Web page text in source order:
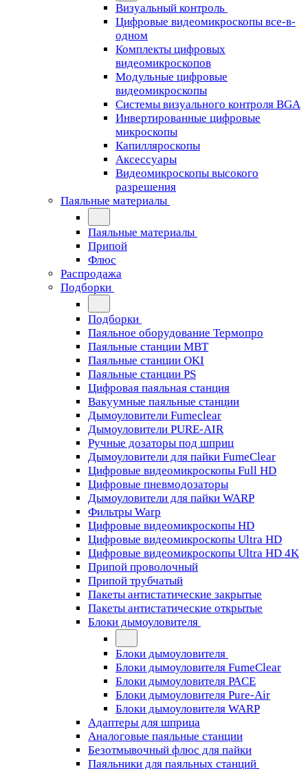
Визуальный контроль
Цифровые видеомикроскопы все-в-
одном
Комплекты цифровых
видеомикроскопов
Модульные цифровые
видеомикроскопы
Cистемы визуального контроля BGA
Инвертированные цифровые
микроскопы
Капилляроскопы
Аксессуары
Видеомикроскопы высокого
разрешения
Паяльные материалы
Паяльные материалы
Припой
Флюс
Распродажа
Подборки
Подборки
Паяльное оборудование Термопро
Паяльные станции MBT
Паяльные станции OKI
Паяльные станции PS
Цифровая паяльная станция
Вакуумные паяльные станции
Дымоуловители Fumeclear
Дымоуловители PURE-AIR
Ручные дозаторы под шприц
Дымоуловители для пайки FumeClear
Цифровые видеомикроскопы Full HD
Цифровые пневмодозаторы
Дымоуловители для пайки WARP
Фильтры Warp
Цифровые видеомикроскопы HD
Цифровые видеомикроскопы Ultra HD
Цифровые видеомикроскопы Ultra HD 4K
Припой проволочный
Припой трубчатый
Пакеты антистатические закрытые
Пакеты антистатические открытые
Блоки дымоуловителя
Блоки дымоуловителя
Блоки дымоуловителя FumeClear
Блоки дымоуловителя PACE
Блоки дымоуловителя Pure-Air
Блоки дымоуловителя WARP
Адаптеры для шприца
Аналоговые паяльные станции
Безотмывочный флюс для пайки
Паяльники для паяльных станций